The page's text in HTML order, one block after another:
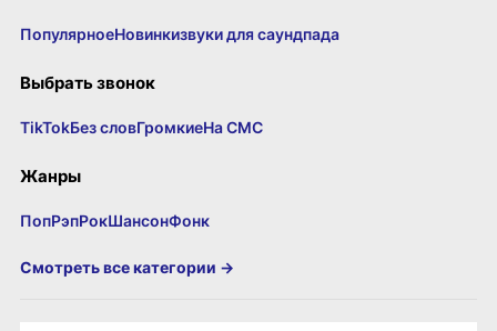
ПопулярноеНовинкизвуки для саундпада
Выбрать звонок
TikTokБез словГромкиеНа СМС
Жанры
ПопРэпРокШансонФонк
Смотреть все категории →